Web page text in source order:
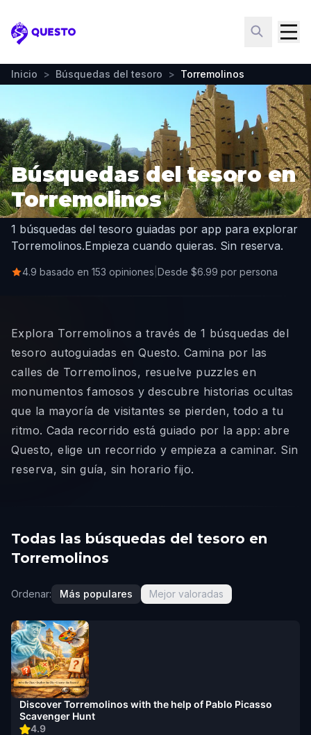
Questo
Inicio > Búsquedas del tesoro > Torremolinos
Búsquedas del tesoro en
Torremolinos
1 búsquedas del tesoro guiadas por app para explorar
Torremolinos.Empieza cuando quieras. Sin reserva.
4.9 basado en 153 opiniones Desde $6.99 por persona
Explora Torremolinos a través de 1 búsquedas del
tesoro autoguiadas en Questo. Camina por las
calles de Torremolinos, resuelve puzzles en
monumentos famosos y descubre historias ocultas
que la mayoría de visitantes se pierden, todo a tu
ritmo. Cada recorrido está guiado por la app: abre
Questo, elige un recorrido y empieza a caminar. Sin
reserva, sin guía, sin horario fijo.
Todas las búsquedas del tesoro en
Torremolinos
Ordenar: Más populares Mejor valoradas
4.9
Discover Torremolinos with the help of Pablo Picasso
Scavenger Hunt